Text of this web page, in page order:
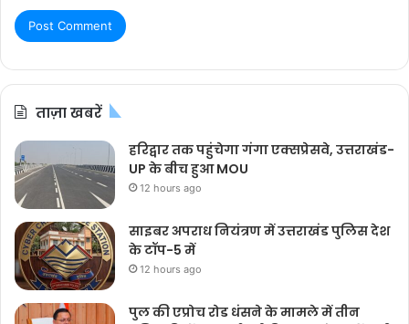
ताज़ा खबरें
हरिद्वार तक पहुंचेगा गंगा एक्सप्रेसवे, उत्तराखंड-
UP के बीच हुआ MOU
12 hours ago
साइबर अपराध नियंत्रण में उत्तराखंड पुलिस देश
के टॉप-5 में
12 hours ago
पुल की एप्रोच रोड धंसने के मामले में तीन